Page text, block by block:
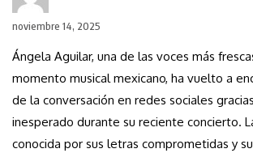
noviembre 14, 2025
Ángela Aguilar, una de las voces más
momento musical mexicano, ha vuelto a
de la conversación en redes sociales
inesperado durante su reciente concierto.
conocida por sus letras comprometidas y